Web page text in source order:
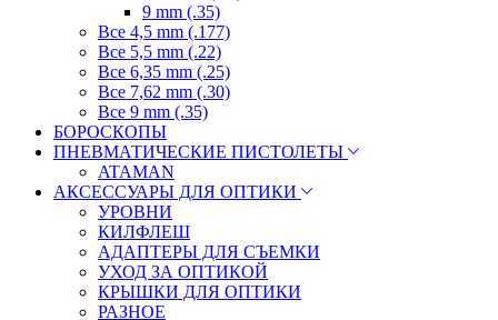
9 mm (.35)
Все 4,5 mm (.177)
Все 5,5 mm (.22)
Все 6,35 mm (.25)
Все 7,62 mm (.30)
Все 9 mm (.35)
БОРОСКОПЫ
ПНЕВМАТИЧЕСКИЕ ПИСТОЛЕТЫ
ATAMAN
АКСЕССУАРЫ ДЛЯ ОПТИКИ
УРОВНИ
КИЛФЛЕШ
АДАПТЕРЫ ДЛЯ СЪЕМКИ
УХОД ЗА ОПТИКОЙ
КРЫШКИ ДЛЯ ОПТИКИ
РАЗНОЕ